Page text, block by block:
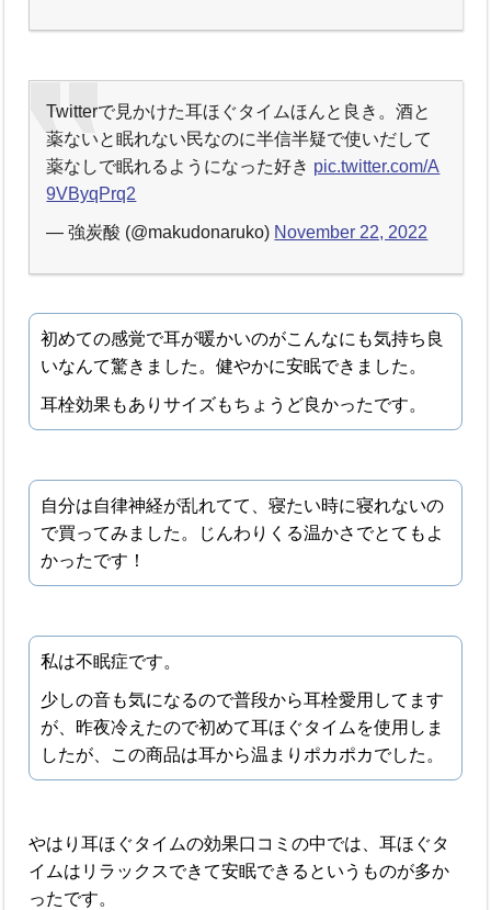
Twitterで見かけた耳ほぐタイムほんと良き。酒と
薬ないと眠れない民なのに半信半疑で使いだして
薬なしで眠れるようになった好き pic.twitter.com/A
9VByqPrq2
— 強炭酸 (@makudonaruko) November 22, 2022
初めての感覚で耳が暖かいのがこんなにも気持ち良
いなんて驚きました。健やかに安眠できました。
耳栓効果もありサイズもちょうど良かったです。
自分は自律神経が乱れてて、寝たい時に寝れないの
で買ってみました。じんわりくる温かさでとてもよ
かったです！
私は不眠症です。
少しの音も気になるので普段から耳栓愛用してます
が、昨夜冷えたので初めて耳ほぐタイムを使用しま
したが、この商品は耳から温まりポカポカでした。
やはり耳ほぐタイムの効果口コミの中では、耳ほぐタ
イムはリラックスできて安眠できるというものが多か
ったです。